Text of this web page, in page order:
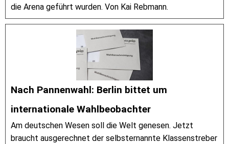
die Arena geführt wurden. Von Kai Rebmann.
Nach Pannenwahl: Berlin bittet um
internationale Wahlbeobachter
Am deutschen Wesen soll die Welt genesen. Jetzt
braucht ausgerechnet der selbsternannte Klassenstreber